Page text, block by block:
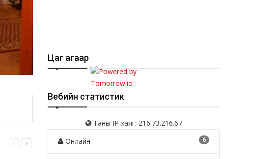
Цаг агаар
Вебийн статистик
Таны IP хаяг: 216.73.216.67
6
Онлайн